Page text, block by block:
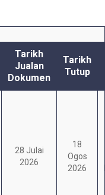
Tarikh
Jualan
Dokumen
Tarikh
Tutup
28 Julai
2026
18
Ogos
2026